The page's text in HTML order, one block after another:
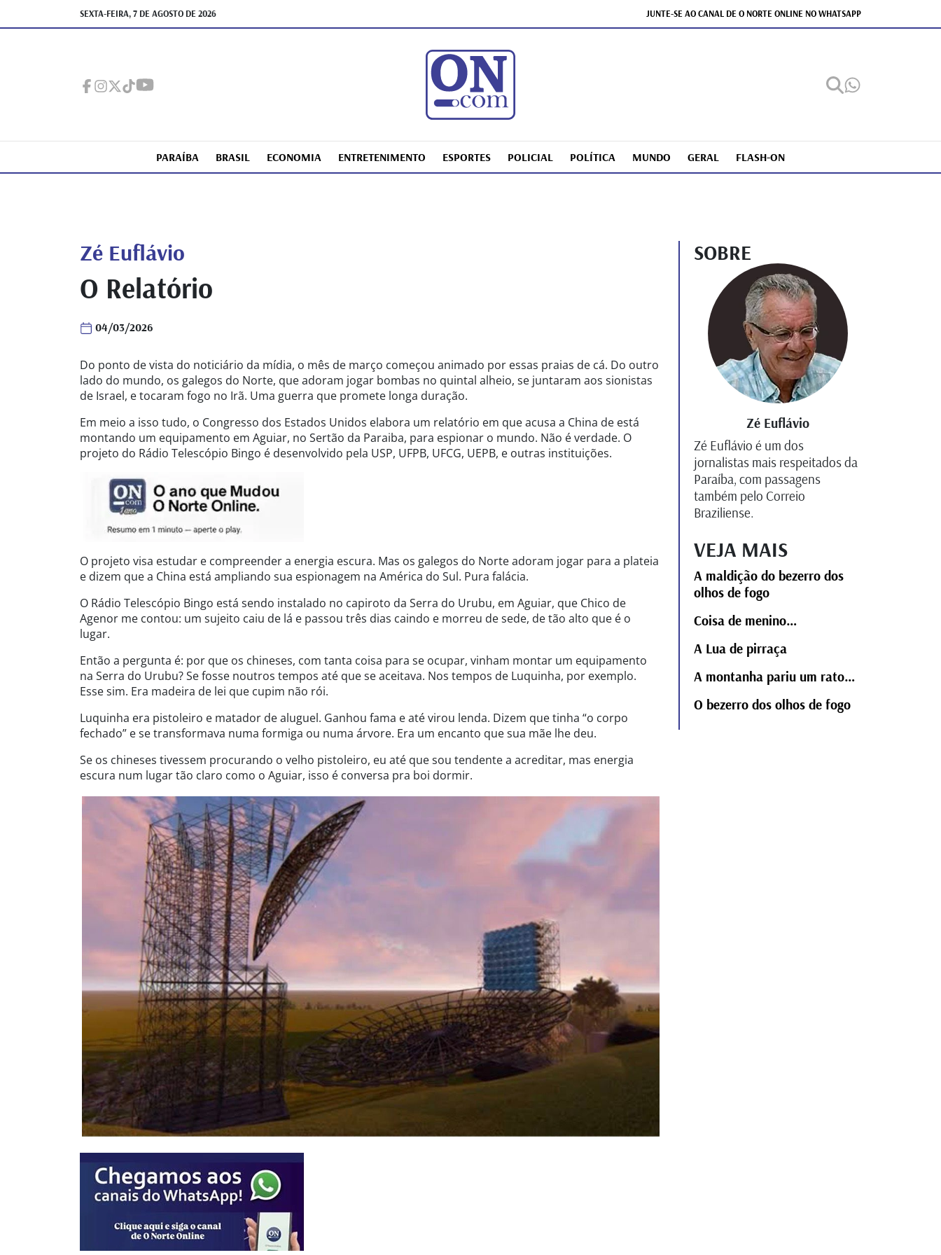
SEXTA-FEIRA, 7 DE AGOSTO DE 2026 JUNTE-SE AO CANAL DE O NORTE ONLINE NO WHATSAPP
PARAÍBA BRASIL ECONOMIA ENTRETENIMENTO ESPORTES POLICIAL POLÍTICA MUNDO GERAL FLASH-ON
Zé Euflávio
O Relatório
04/03/2026
Do ponto de vista do noticiário da mídia, o mês de março começou animado por essas praias de cá. Do outro
lado do mundo, os galegos do Norte, que adoram jogar bombas no quintal alheio, se juntaram aos sionistas
de Israel, e tocaram fogo no Irã. Uma guerra que promete longa duração.
Em meio a isso tudo, o Congresso dos Estados Unidos elabora um relatório em que acusa a China de está
montando um equipamento em Aguiar, no Sertão da Paraiba, para espionar o mundo. Não é verdade. O
projeto do Rádio Telescópio Bingo é desenvolvido pela USP, UFPB, UFCG, UEPB, e outras instituições.
O projeto visa estudar e compreender a energia escura. Mas os galegos do Norte adoram jogar para a plateia
e dizem que a China está ampliando sua espionagem na América do Sul. Pura falácia.
O Rádio Telescópio Bingo está sendo instalado no capiroto da Serra do Urubu, em Aguiar, que Chico de
Agenor me contou: um sujeito caiu de lá e passou três dias caindo e morreu de sede, de tão alto que é o
lugar.
Então a pergunta é: por que os chineses, com tanta coisa para se ocupar, vinham montar um equipamento
na Serra do Urubu? Se fosse noutros tempos até que se aceitava. Nos tempos de Luquinha, por exemplo.
Esse sim. Era madeira de lei que cupim não rói.
Luquinha era pistoleiro e matador de aluguel. Ganhou fama e até virou lenda. Dizem que tinha “o corpo
fechado” e se transformava numa formiga ou numa árvore. Era um encanto que sua mãe lhe deu.
Se os chineses tivessem procurando o velho pistoleiro, eu até que sou tendente a acreditar, mas energia
escura num lugar tão claro como o Aguiar, isso é conversa pra boi dormir.
SOBRE
Zé Euflávio
Zé Euflávio é um dos
jornalistas mais respeitados da
Paraíba, com passagens
também pelo Correio
Braziliense.
VEJA MAIS
A maldição do bezerro dos
olhos de fogo
Coisa de menino…
A Lua de pirraça
A montanha pariu um rato…
O bezerro dos olhos de fogo